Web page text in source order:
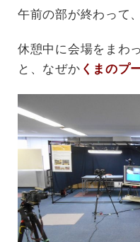
午前の部が終わって
休憩中に会場をまわ
と、なぜか くまのプ